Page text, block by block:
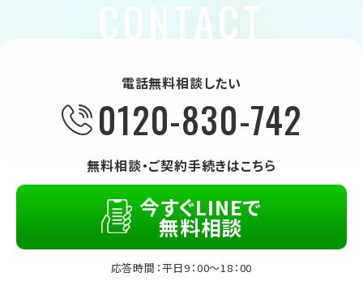
電話無料相談したい
0120-830-742
無料相談・ご契約手続きはこちら
今すぐLINEで
無料相談
応答時間：平日9：00～18：00